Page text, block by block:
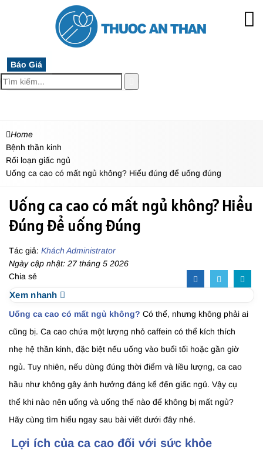
Báo Giá
Home
Bệnh thần kinh
Rối loạn giấc ngủ
Uống ca cao có mất ngủ không? Hiểu đúng để uống đúng
Uống ca cao có mất ngủ không? Hiểu
đúng để uống đúng
Tác giả: Khách Administrator
Ngày cập nhật: 27 tháng 5 2026
Chia sẻ
Xem nhanh
Uống ca cao có mất ngủ không? Có thể, nhưng không phải ai
cũng bị. Ca cao chứa một lượng nhỏ caffein có thể kích thích
nhẹ hệ thần kinh, đặc biệt nếu uống vào buổi tối hoặc gần giờ
ngủ. Tuy nhiên, nếu dùng đúng thời điểm và liều lượng, ca cao
hầu như không gây ảnh hưởng đáng kể đến giấc ngủ. Vậy cụ
thể khi nào nên uống và uống thế nào để không bị mất ngủ?
Hãy cùng tìm hiểu ngay sau bài viết dưới đây nhé.
Lợi ích của ca cao đối với sức khỏe